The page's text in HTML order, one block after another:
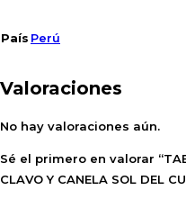
País Perú
Valoraciones
No hay valoraciones aún.
Sé el primero en valorar
CLAVO Y CANELA SOL DEL